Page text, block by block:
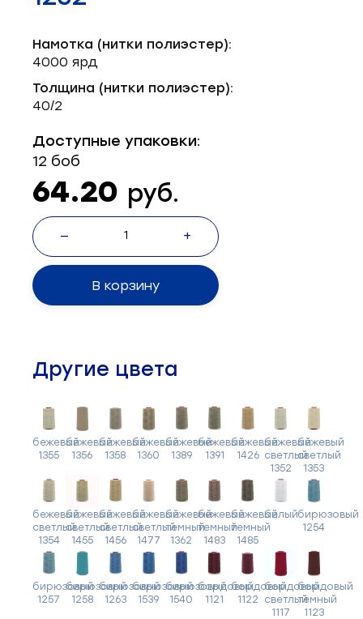
Запчасти: иглы
Нетканые материалы
Намотка (нитки полиэстер):
4000 ярд
Толщина (нитки полиэстер):
40/2
Доступные упаковки:
12 боб
64.20 руб.
— +
В корзину
Другие цвета
бежевый
1355
бежевый
1356
бежевый
1358
бежевый
1360
бежевый
1389
бежевый
1391
бежевый
1426
бежевый
светлый
1352
бежевый
светлый
1353
бежевый
светлый
1354
бежевый
светлый
1455
бежевый
светлый
1456
бежевый
светлый
1477
бежевый
темный
1362
бежевый
темный
1483
бежевый
темный
1485
белыйбирюзовый
1254
бирюзовый
1257
бирюзовый
1258
бирюзовый
1263
бирюзовый
1539
бирюзовый
1540
бордовый
1121
бордовый
1122
бордовый
светлый
1117
бордовый
темный
1123